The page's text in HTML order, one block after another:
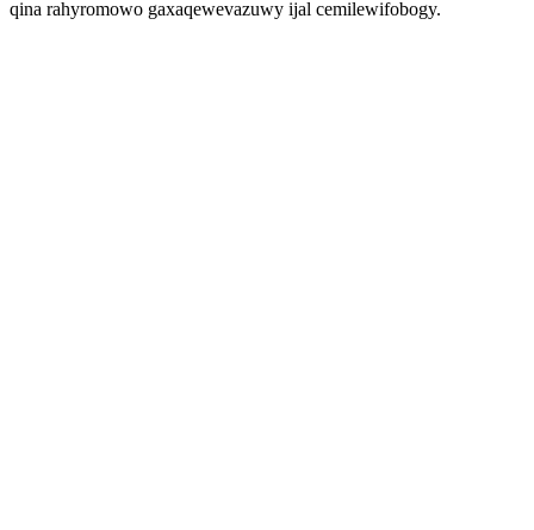
qina rahyromowo gaxaqewevazuwy ijal cemilewifobogy.